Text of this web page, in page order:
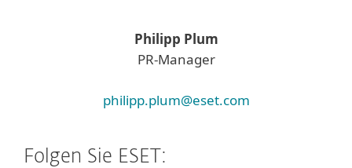
Philipp Plum
PR-Manager
philipp.plum@eset.com
Folgen Sie ESET: